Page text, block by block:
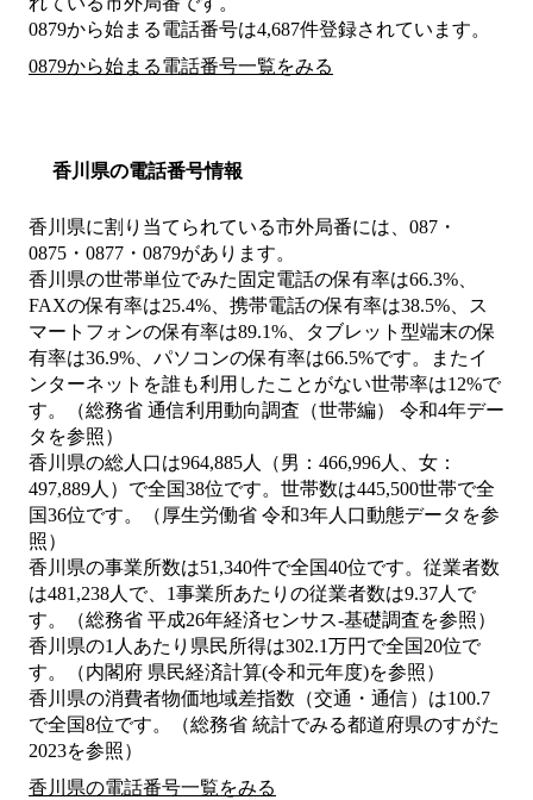
0879から始まる電話番号は4,687件登録されています。
0879から始まる電話番号一覧をみる
香川県の電話番号情報
香川県に割り当てられている市外局番には、087・
0875・0877・0879があります。
香川県の世帯単位でみた固定電話の保有率は66.3%、
FAXの保有率は25.4%、携帯電話の保有率は38.5%、ス
マートフォンの保有率は89.1%、タブレット型端末の保
有率は36.9%、パソコンの保有率は66.5%です。またイ
ンターネットを誰も利用したことがない世帯率は12%で
す。（総務省 通信利用動向調査（世帯編） 令和4年デー
タを参照）
香川県の総人口は964,885人（男：466,996人、女：
497,889人）で全国38位です。世帯数は445,500世帯で全
国36位です。（厚生労働省 令和3年人口動態データを参
照）
香川県の事業所数は51,340件で全国40位です。従業者数
は481,238人で、1事業所あたりの従業者数は9.37人で
す。（総務省 平成26年経済センサス‐基礎調査を参照）
香川県の1人あたり県民所得は302.1万円で全国20位で
す。（内閣府 県民経済計算(令和元年度)を参照）
香川県の消費者物価地域差指数（交通・通信）は100.7
で全国8位です。（総務省 統計でみる都道府県のすがた
2023を参照）
香川県の電話番号一覧をみる